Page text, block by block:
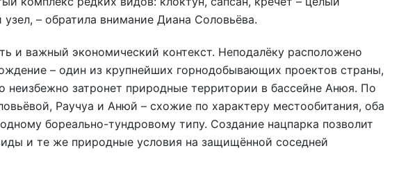
узел, – обратила внимание Диана Соловьёва.
и важный экономический контекст. Неподалёку расположено
– один из крупнейших горнодобывающих проектов страны,
неизбежно затронет природные территории в бассейне Анюя. По
Раучуа и Анюй – схожие по характеру местообитания, оба
бореально-тундровому типу. Создание нацпарка позволит
и те же природные условия на защищённой соседней